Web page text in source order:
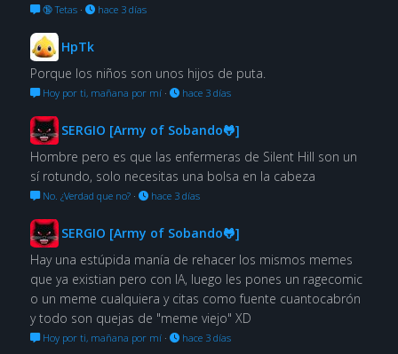
🔞 Tetas· hace 3 días
HpTk
Porque los niños son unos hijos de puta.
Hoy por ti, mañana por mí· hace 3 días
SERGIO [Army of Sobando🐸]
Hombre pero es que las enfermeras de Silent Hill son un
sí rotundo, solo necesitas una bolsa en la cabeza
No. ¿Verdad que no?· hace 3 días
SERGIO [Army of Sobando🐸]
Hay una estúpida manía de rehacer los mismos memes
que ya existian pero con IA, luego les pones un ragecomic
o un meme cualquiera y citas como fuente cuantocabrón
y todo son quejas de "meme viejo" XD
Hoy por ti, mañana por mí· hace 3 días